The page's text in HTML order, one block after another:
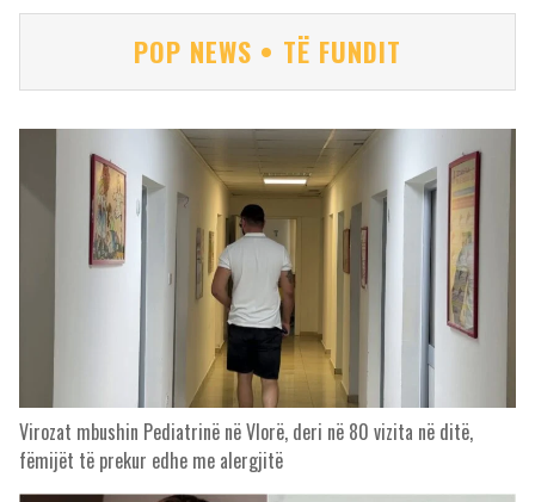
POP NEWS • TË FUNDIT
Virozat mbushin Pediatrinë në Vlorë, deri në 80 vizita në ditë,
fëmijët të prekur edhe me alergjitë